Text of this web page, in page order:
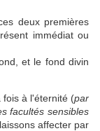
deux premières
immédiat ou
et le fond divin
fois à l'éternité (par
facultés sensibles
affecter par